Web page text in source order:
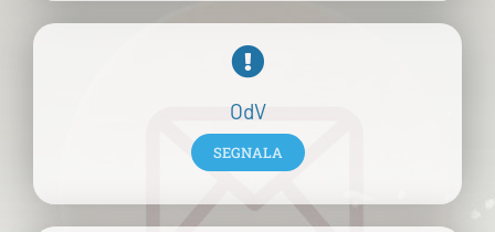
OdV
SEGNALA